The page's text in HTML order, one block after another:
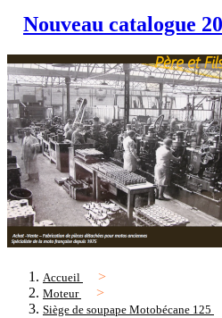
Nouveau catalogue
Accueil
Moteur
Siège de soupape Motobécane 125